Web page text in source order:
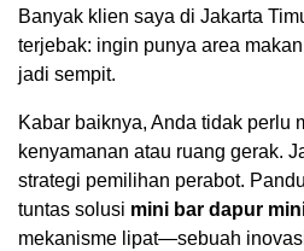
Banyak klien saya di Jakarta
terjebak: ingin punya area
jadi sempit.
Kabar baiknya, Anda tidak perlu
kenyamanan atau ruang gerak.
strategi pemilihan perabot.
tuntas solusi mini bar dapur
mekanisme lipat—sebuah